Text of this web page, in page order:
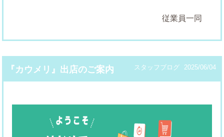
従業員一同
『カウメリ』出店のご案内 2025/06/04
スタッフブログ